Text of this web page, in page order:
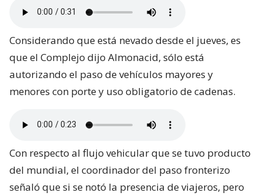
Considerando que está nevado desde el jueves, es
que el Complejo dijo Almonacid, sólo está
autorizando el paso de vehículos mayores y
menores con porte y uso obligatorio de cadenas.
Con respecto al flujo vehicular que se tuvo producto
del mundial, el coordinador del paso fronterizo
señaló que si se notó la presencia de viajeros, pero